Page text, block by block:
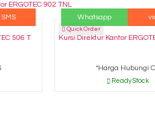
ERGOTEC 902 TNL
506 T
Quick Order
Whatsapp
Kursi Direktur Kantor
*Harga Hubungi
Ready Stock